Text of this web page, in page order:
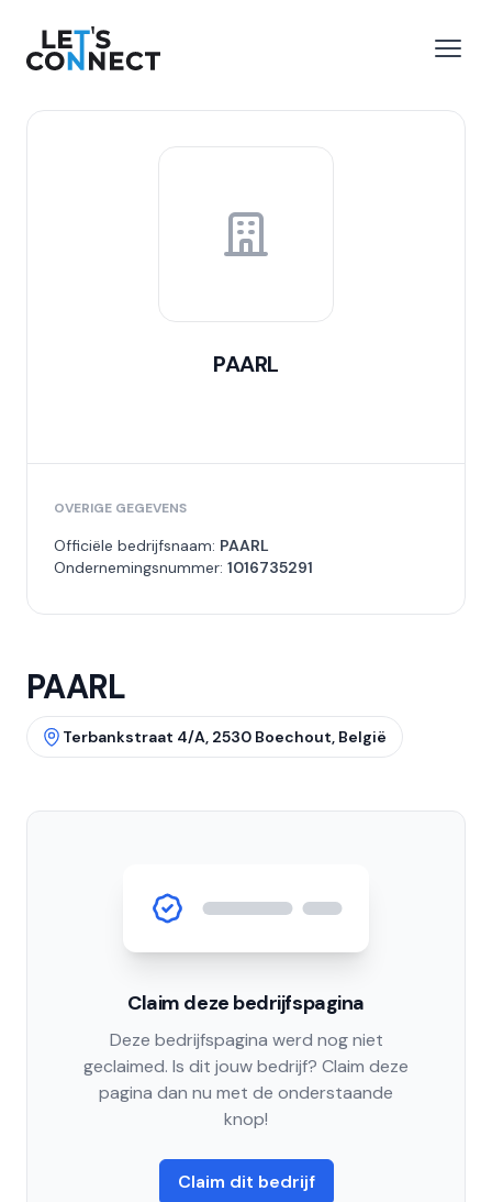
Let's Connect
PAARL
OVERIGE GEGEVENS
Officiële bedrijfsnaam: PAARL
Ondernemingsnummer: 1016735291
PAARL
Terbankstraat 4/A, 2530 Boechout, België
Claim deze bedrijfspagina
Deze bedrijfspagina werd nog niet
geclaimed. Is dit jouw bedrijf? Claim deze
pagina dan nu met de onderstaande
knop!
Claim dit bedrijf